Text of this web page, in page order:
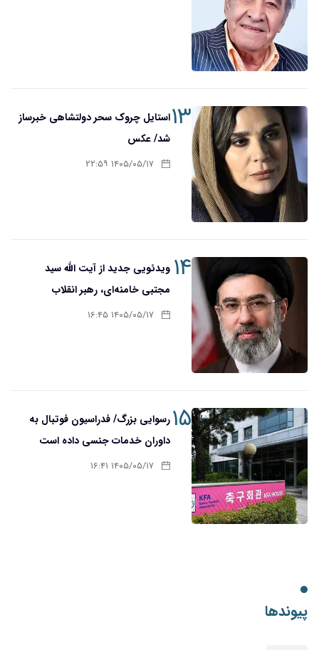
۱۳استایل چروک سحر دولتشاهی خبرساز
شد/ عکس
۱۴۰۵/۰۵/۱۷ ۲۲:۵۹
۱۴ ویدئویی جدید از آیت الله سید
مجتبی خامنه‌ای، رهبر انقلاب
۱۴۰۵/۰۵/۱۷ ۱۶:۴۵
۱۵رسوایی بزرگ/ فدراسیون فوتبال به
داوران خدمات جنسی داده است
۱۴۰۵/۰۵/۱۷ ۱۶:۴۱
پیوندها